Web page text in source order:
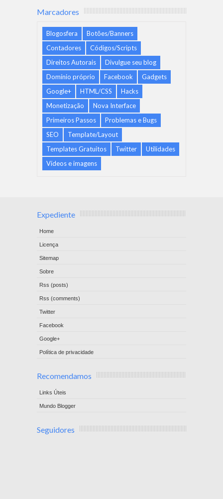
Marcadores
Blogosfera
Botões/Banners
Contadores
Códigos/Scripts
Direitos Autorais
Divulgue seu blog
Domínio próprio
Facebook
Gadgets
Google+
HTML/CSS
Hacks
Monetização
Nova Interface
Primeiros Passos
Problemas e Bugs
SEO
Template/Layout
Templates Gratuitos
Twitter
Utilidades
Vídeos e imagens
Expediente
Home
Licença
Sitemap
Sobre
Rss (posts)
Rss (comments)
Twitter
Facebook
Google+
Política de privacidade
Recomendamos
Links Úteis
Mundo Blogger
Seguidores